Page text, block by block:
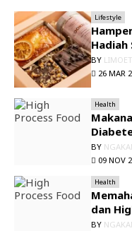
Lifestyle
Hadiah
BY LIMOET
26 MAR
Health
BY
09 NOV
Health
dan
BY